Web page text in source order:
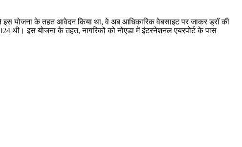
इस योजना के तहत आवेदन किया था, वे अब आधिकारिक वेबसाइट पर जाकर ड्रॉ की
इस योजना के तहत, नागरिकों को नोएडा में इंटरनेशनल एयरपोर्ट के पास